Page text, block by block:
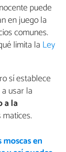
puede
en juego la
comunes.
limita la Ley
sí establece
usar la
a la
en